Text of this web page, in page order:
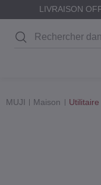
LIVRAISON
Rechercher
MUJI Maison Utilitaire